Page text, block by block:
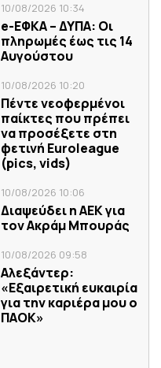
10/08/2026 10:34
e-ΕΦΚΑ – ΔΥΠΑ: Οι
πληρωμές έως τις 14
Αυγούστου
10/08/2026 10:20
Πέντε νεοφερμένοι
παίκτες που πρέπει
να προσέξετε στη
φετινή Euroleague
(pics, vids)
10/08/2026 10:06
Διαψεύδει η ΑΕΚ για
τον Ακράμ Μπουράς
10/08/2026 09:58
Αλεξάντερ:
«Εξαιρετική ευκαιρία
για την καριέρα μου ο
ΠΑΟΚ»